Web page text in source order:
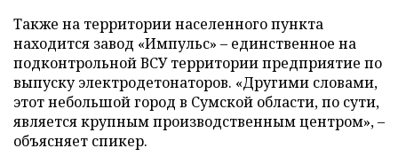
Также на территории населенного пункта
находится завод «Импульс» – единственное на
подконтрольной ВСУ территории предприятие по
выпуску электродетонаторов. «Другими словами,
этот небольшой город в Сумской области, по сути,
является крупным производственным центром», –
объясняет спикер.